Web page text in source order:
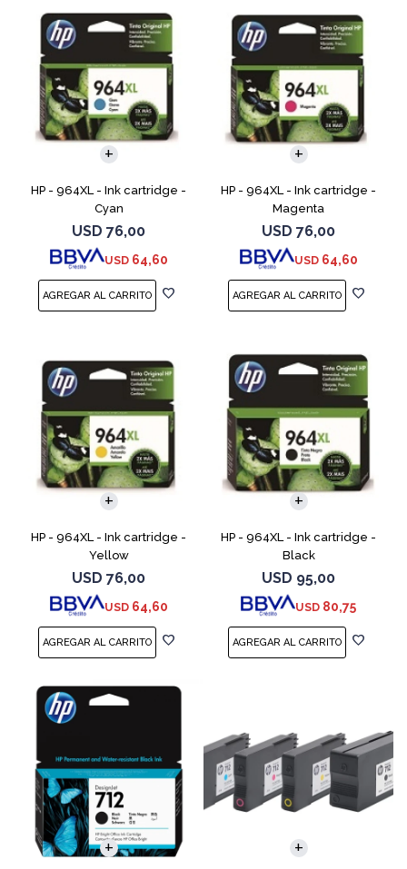
HP - 964XL - Ink cartridge -
Cyan
USD 76,00
USD 64,60
HP - 964XL - Ink cartridge -
Magenta
USD 76,00
USD 64,60
HP - 964XL - Ink cartridge -
Yellow
USD 76,00
USD 64,60
HP - 964XL - Ink cartridge -
Black
USD 95,00
USD 80,75